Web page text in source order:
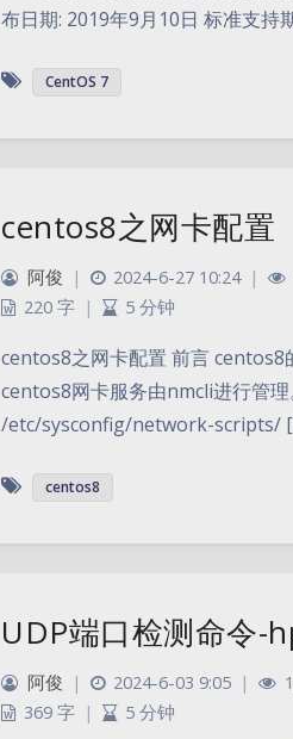
布日期: 2019年9月10日 标准支持
CentOS 7
centos8之网卡配置
阿俊 | 2024-6-27 10:24 |
220 字 | 5 分钟
centos8之网卡配置 前言 centos8
centos8网卡服务由nmcli进行管
/etc/sysconfig/network-scripts/
centos8
UDP端口检测命令-
阿俊 | 2024-6-03 9:05 |
369 字 | 5 分钟